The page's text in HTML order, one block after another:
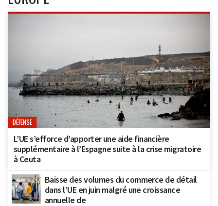
DÉFENSE
L’UE s’efforce d’apporter une aide financière
supplémentaire à l’Espagne suite à la crise migratoire
à Ceuta
Baisse des volumes du commerce de détail
dans l’UE en juin malgré une croissance
annuelle de